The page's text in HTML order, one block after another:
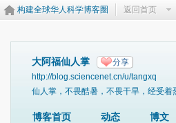
构建全球华人科学博客圈 返回首页
大阿福仙人掌 分享
http://blog.sciencenet.cn/u/tangxq
仙人掌，不畏酷暑，不畏干旱，经受
博客首页 动态 博文